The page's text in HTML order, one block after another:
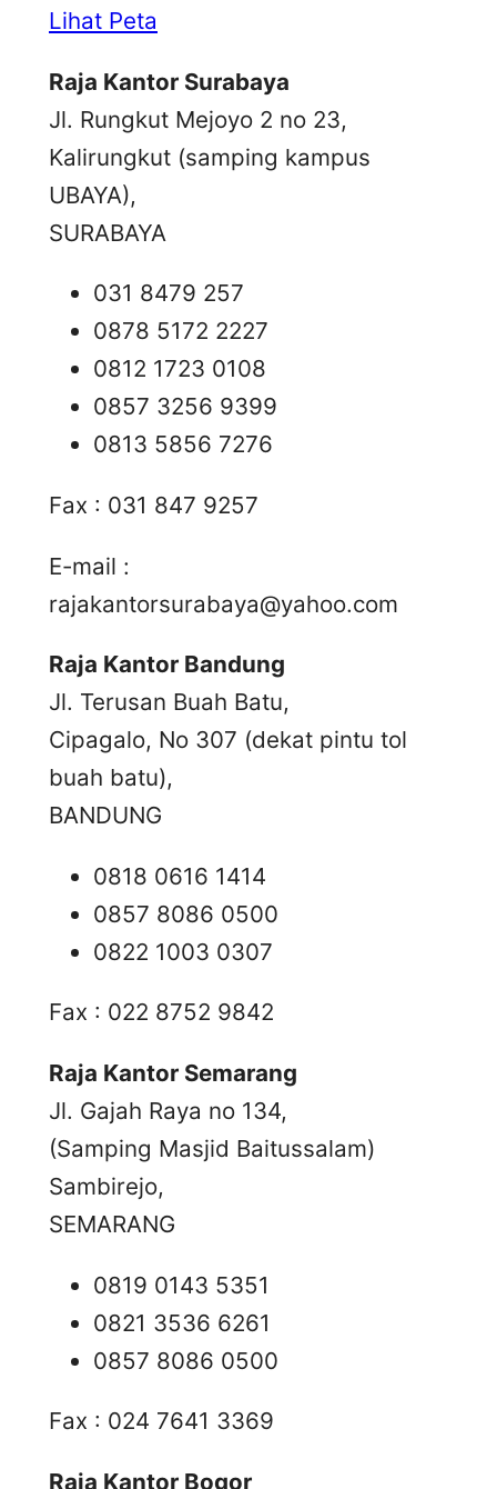
Lihat Peta
Raja Kantor Surabaya
Jl. Rungkut Mejoyo 2 no 23,
Kalirungkut (samping kampus
UBAYA),
SURABAYA
031 8479 257
0878 5172 2227
0812 1723 0108
0857 3256 9399
0813 5856 7276
Fax : 031 847 9257
E-mail :
rajakantorsurabaya@yahoo.com
Raja Kantor Bandung
Jl. Terusan Buah Batu,
Cipagalo, No 307 (dekat pintu tol
buah batu),
BANDUNG
0818 0616 1414
0857 8086 0500
0822 1003 0307
Fax : 022 8752 9842
Raja Kantor Semarang
Jl. Gajah Raya no 134,
(Samping Masjid Baitussalam)
Sambirejo,
SEMARANG
0819 0143 5351
0821 3536 6261
0857 8086 0500
Fax : 024 7641 3369
Raja Kantor Bogor